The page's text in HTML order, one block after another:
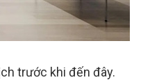
trước khi đến đây.